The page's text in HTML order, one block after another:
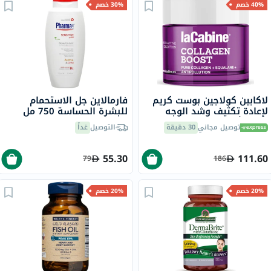
40% خصم
لاكابين كولاجين بوست كريم
لإعادة تكثيف وشد الوجه
لجميع أنواع البشرة 50 مل
توصيل مجاني30 دقيقة
111.60
186
30% خصم
فارمالاين جل الاستحمام
للبشرة الحساسة 750 مل
التوصيلغداً
55.30
79
20% خصم 20% خصم